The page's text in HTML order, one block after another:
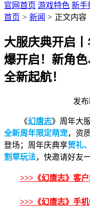
官网首页 游戏特色 新手
首页 > 新闻 > 正文内容
大服庆典开启
爆开启！新角
全新起航！
发
《幻唐志》周年大
全新周年限定萌宠，资
登场；周年庆典享贺礼
割草玩法，快邀请好友
>>>《幻唐志》客
>>>《幻唐志》手